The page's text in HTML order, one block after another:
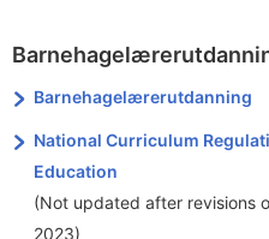
Barnehagelærerutdanning
National Curriculum
Education
(Not updated after revisions
2023)